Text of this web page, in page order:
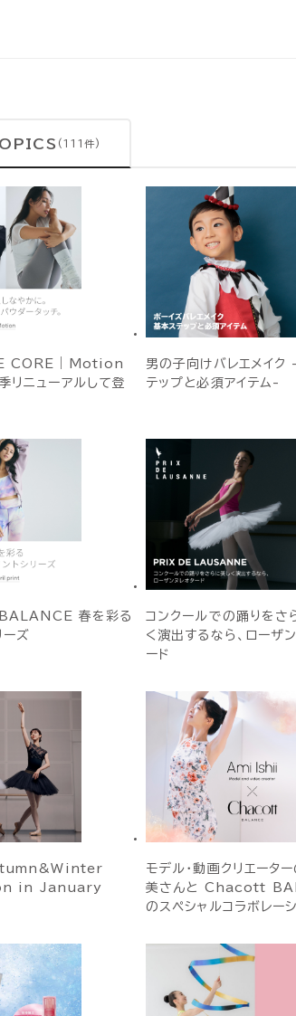
(111件)
CORE｜Motion
ニューアルして登
男の子向けバレエメイク
テップと必須アイテム-
春を彩る
ーズ
コンクールでの踊りをさ
く演出するなら、ローザ
ード
in January
モデル・動画クリエータ
美さんと Chacott
のスペシャルコラボレー